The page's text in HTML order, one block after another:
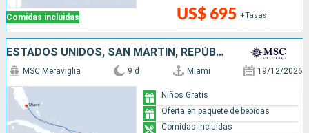
Comidas incluidas US$ 695 +Tasas
ESTADOS UNIDOS, SAN MARTÍN, REPÚBLICA DOMINICANA
MSC Meraviglia 9 d Miami 19/12/2026
Niños Gratis
Oferta en paquete de bebidas
Comidas incluidas